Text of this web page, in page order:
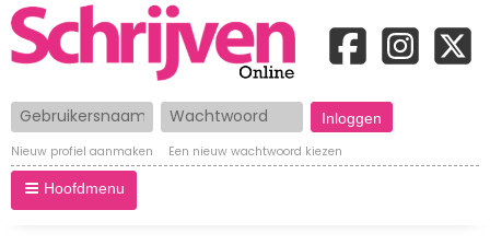
Gebruikersnaam Wachtwoord
Nieuw profiel aanmaken Een nieuw wachtwoord kiezen
Hoofdmenu